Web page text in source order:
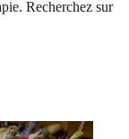
Recherchez sur